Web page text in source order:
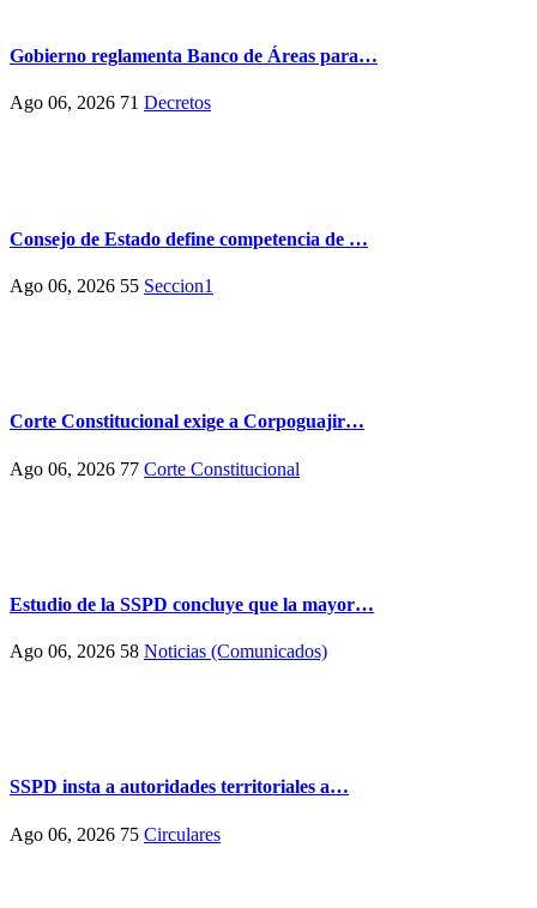
Gobierno reglamenta Banco de Áreas para…
Ago 06, 2026 71 Decretos
Consejo de Estado define competencia de …
Ago 06, 2026 55 Seccion1
Corte Constitucional exige a Corpoguajir…
Ago 06, 2026 77 Corte Constitucional
Estudio de la SSPD concluye que la mayor…
Ago 06, 2026 58 Noticias (Comunicados)
SSPD insta a autoridades territoriales a…
Ago 06, 2026 75 Circulares